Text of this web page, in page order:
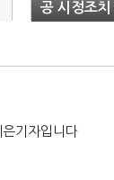
공 시정조
보)
기자입니다